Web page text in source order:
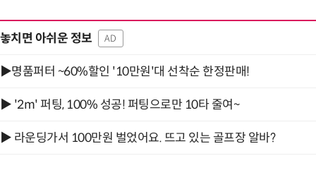
놓치면 아쉬운 정보 AD
▶명품퍼터 ~60%할인 '10만원'대 선착순 한정판매!
▶ '2m' 퍼팅, 100% 성공! 퍼팅으로만 10타 줄여~
▶ 라운딩가서 100만원 벌었어요. 뜨고 있는 골프장 알바?